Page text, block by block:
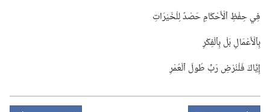
فِي حِفْظِ ٱلْأَحْكَامِ حَصْدٌ لِلْخَيْرَاتِ
بِٱلْأَعْمَالِ بَلْ بِٱلْفِكْرِ
إِيَّاكَ فَلْنُرْضِ رَبِّ طُولَ ٱلْعُمْرِ